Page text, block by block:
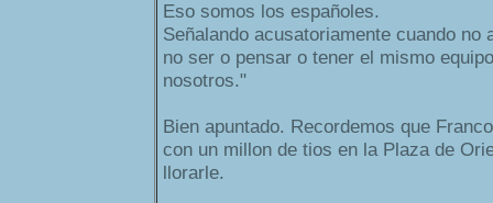
Eso somos los españoles.
Señalando acusatoriamente cuando no
no ser o pensar o tener el mismo
nosotros."
Bien apuntado. Recordemos que
con un millon de tios en la Plaza de
llorarle.